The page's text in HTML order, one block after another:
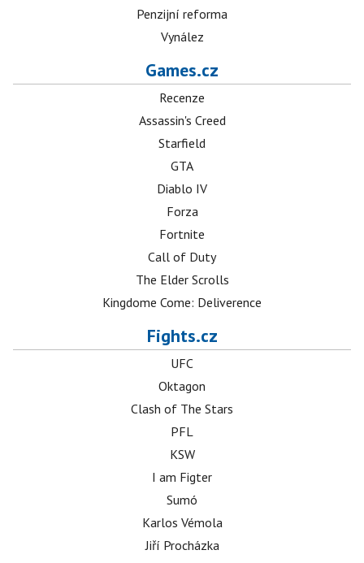
Penzijní reforma
Vynález
Games.cz
Recenze
Assassin's Creed
Starfield
GTA
Diablo IV
Forza
Fortnite
Call of Duty
The Elder Scrolls
Kingdome Come: Deliverence
Fights.cz
UFC
Oktagon
Clash of The Stars
PFL
KSW
I am Figter
Sumó
Karlos Vémola
Jiří Procházka